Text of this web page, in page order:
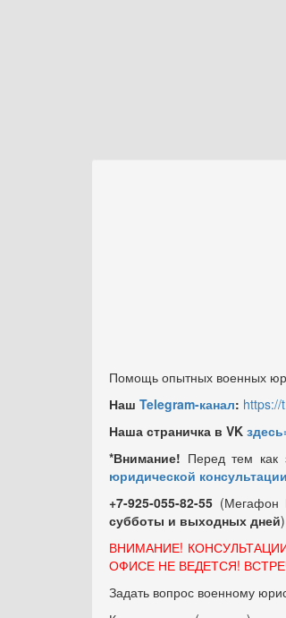
Помощь опытных военных
Наш Telegram-канал: https://
Наша страничка в VK
*Внимание! Перед тем
юридической консультации
+7-925-055-82-55 (Мегафон
субботы и выходных дней)
ВНИМАНИЕ!
ОФИСЕ НЕ ВЕДЕТСЯ!
Задать вопрос военному